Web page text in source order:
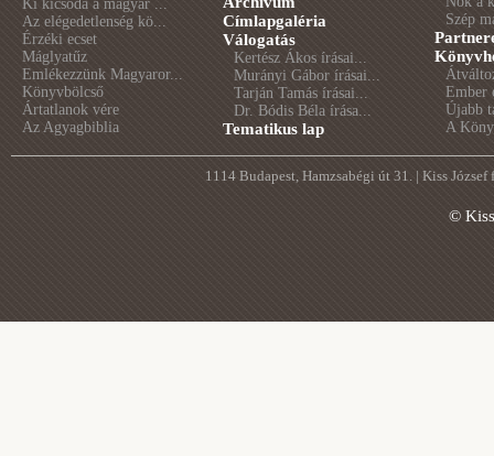
Ki kicsoda a magyar ...
Az elégedetlenség kö...
Érzéki ecset
Máglyatűz
Emlékezzünk Magyaror...
Könyvbölcső
Ártatlanok vére
Az Agyagbiblia
Címlapgaléria
Válogatás
Kertész Ákos írásai...
Murányi Gábor írásai...
Tarján Tamás írásai...
Dr. Bódis Béla írása...
Tematikus lap
Szép
Ember
Újabb
A
1114 Budapest, Hamzsabégi út 31. | Kiss
©